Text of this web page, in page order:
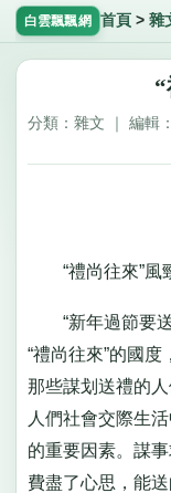
白雲飄飄網 首頁 > 雜
分類：雜文 ｜ 編輯
“禮尚往來”風
“新年過節要送
“禮尚往來”的國
那些謀划送禮的
人們社會交際生
的重要因素。謀
費盡了心思，能